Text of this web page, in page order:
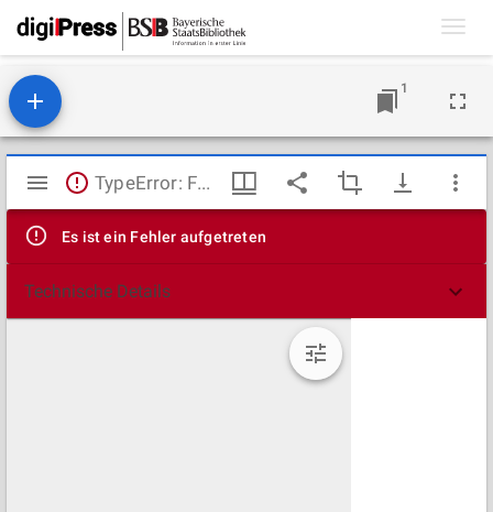
1
Mirador
Viewer
TypeError: Failed to fetch
Es ist ein Fehler aufgetreten
Technische Details